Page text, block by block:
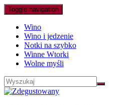
Toggle navigation
Wino
Wino i jedzenie
Notki na szybko
Winne Wtorki
Wolne myśli